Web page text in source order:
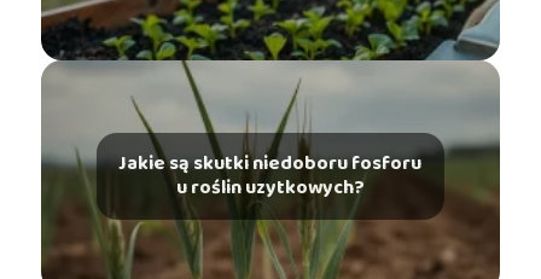
Jakie są skutki niedoboru fosforu
u roślin uzytkowych?